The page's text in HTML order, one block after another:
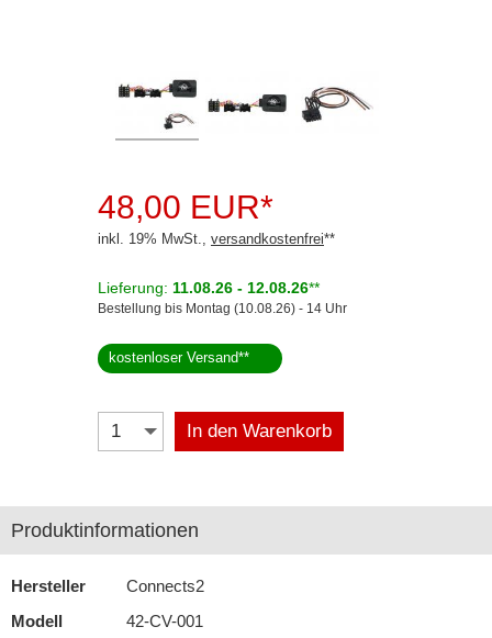
Antennensplitter
Antennenstecker
Antennenverstärker
Aux-In-Adapter
Cinch-Kabel
48,00 EUR*
inkl. 19% MwSt., versandkostenfrei**
Lieferung: 11.08.26 - 12.08.26**
Bestellung bis Montag (10.08.26) - 14 Uhr
kostenloser Versand**
In den Warenkorb
Produktinformationen
Hersteller
Connects2
Modell
42-CV-001